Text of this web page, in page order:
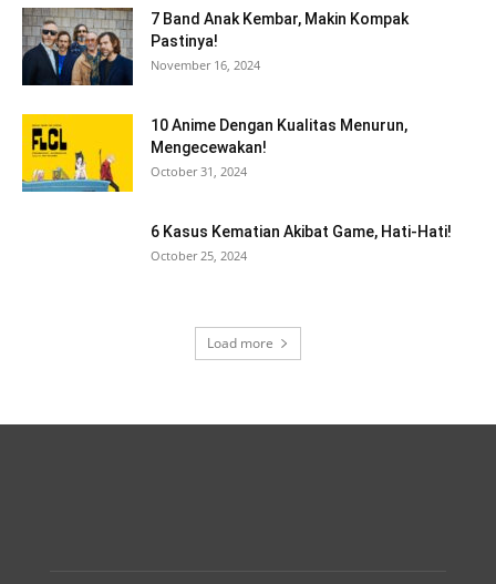
7 Band Anak Kembar, Makin Kompak
Pastinya!
November 16, 2024
10 Anime Dengan Kualitas Menurun,
Mengecewakan!
October 31, 2024
6 Kasus Kematian Akibat Game, Hati-Hati!
October 25, 2024
Load more